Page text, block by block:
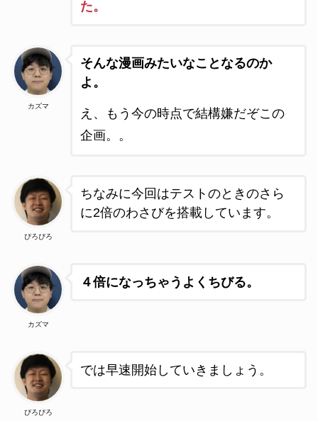
た。
カズマ
そんな漫画みたいなことなるのか
よ。
え、もう今の時点で結構嫌だぞこの
企画。。
ぴろぴろ
ちなみに今回はテストのときのさら
に2倍のわさびを搭載しています。
カズマ
４倍になっちゃうよくちびる。
ぴろぴろ
では早速開始していきましょう。